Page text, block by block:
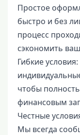
Простое
быстро и без
процесс
сэкономить
Гибкие
чтобы
финансовым
Честные
Мы всегда